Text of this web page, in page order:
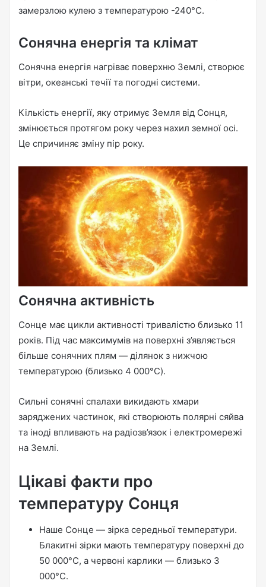
замерзлою кулею з температурою -240°C.
Сонячна енергія та клімат
Сонячна енергія нагріває поверхню Землі, створює
вітри, океанські течії та погодні системи.
Кількість енергії, яку отримує Земля від Сонця,
змінюється протягом року через нахил земної осі.
Це спричиняє зміну пір року.
Сонячна активність
Сонце має цикли активності тривалістю близько 11
років. Під час максимумів на поверхні з’являється
більше сонячних плям — ділянок з нижчою
температурою (близько 4 000°C).
Сильні сонячні спалахи викидають хмари
заряджених частинок, які створюють полярні сяйва
та іноді впливають на радіозв’язок і електромережі
на Землі.
Цікаві факти про
температуру Сонця
Наше Сонце — зірка середньої температури.
Блакитні зірки мають температуру поверхні до
50 000°C, а червоні карлики — близько 3
000°C.